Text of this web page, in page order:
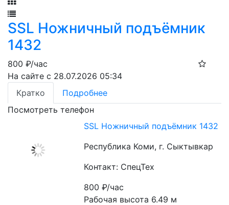
SSL Ножничный подъёмник
1432
800 ₽/час
На сайте с 28.07.2026 05:34
Кратко
Подробнее
Посмотреть телефон
SSL Ножничный подъёмник 1432
Республика Коми, г. Сыктывкар
Контакт: СпецТех
800₽/час
Рабочая высота 6.49 м